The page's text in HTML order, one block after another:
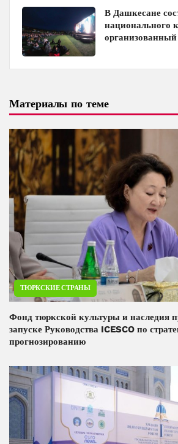
В Дашкесане
национального
Материалы по теме
ТЮРКСКИЕ СТРАНЫ
Фонд тюркской культуры и наследия
запуске Руководства ICESCO по
прогнозированию